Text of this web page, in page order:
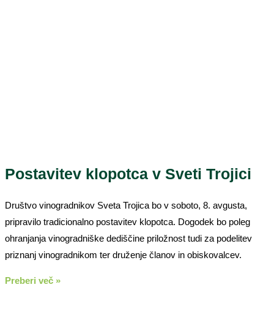
Postavitev klopotca v Sveti Trojici
Društvo vinogradnikov Sveta Trojica bo v soboto, 8. avgusta,
pripravilo tradicionalno postavitev klopotca. Dogodek bo poleg
ohranjanja vinogradniške dediščine priložnost tudi za podelitev
priznanj vinogradnikom ter druženje članov in obiskovalcev.
Preberi več »